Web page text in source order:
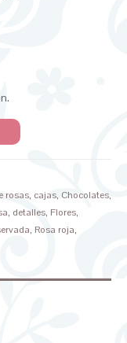
rosas, cajas, Chocolates,
, detalles, Flores,
, Rosa roja,